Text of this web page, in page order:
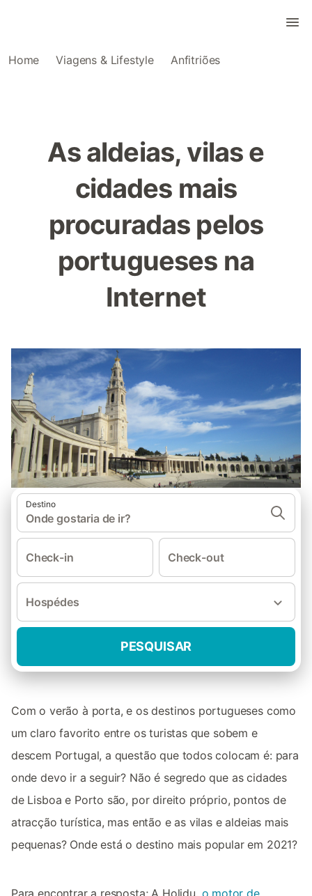
Home Viagens & Lifestyle Anfitriões
As aldeias, vilas e
cidades mais
procuradas pelos
portugueses na
Internet
Destino
Onde gostaria de ir?
Check-in Check-out
Hospédes
PESQUISAR
Com o verão à porta, e os destinos portugueses como
um claro favorito entre os turistas que sobem e
descem Portugal, a questão que todos colocam é: para
onde devo ir a seguir? Não é segredo que as cidades
de Lisboa e Porto são, por direito próprio, pontos de
atracção turística, mas então e as vilas e aldeias mais
pequenas? Onde está o destino mais popular em 2021?
Para encontrar a resposta; A Holidu, o motor de